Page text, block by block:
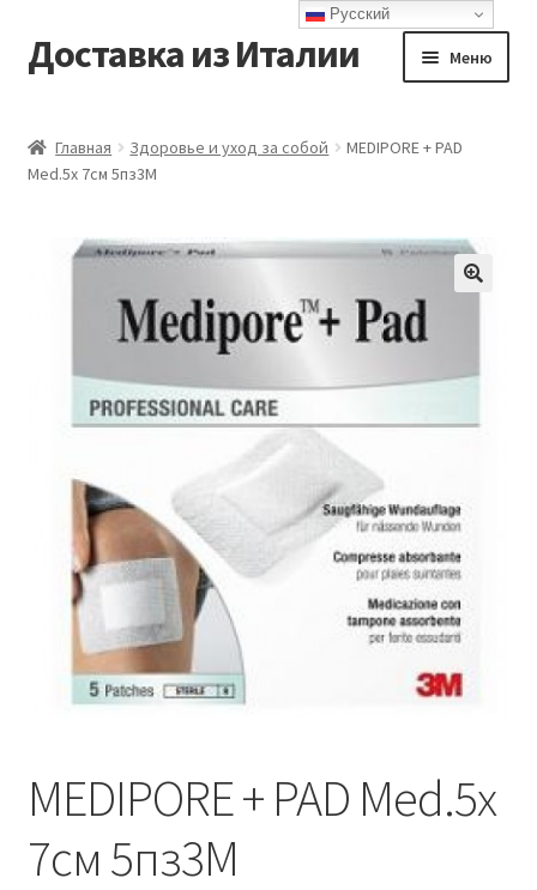
Перейти
к
Перейти
к
Доставка из Италии Меню
Доставка
Контакты
Оформление заказа
Главная Здоровье и уход за собой
MEDIPORE + PAD
Med.5x 7см 5пз3М
MEDIPORE + PAD Med.5x
7см 5пз3М
Русский